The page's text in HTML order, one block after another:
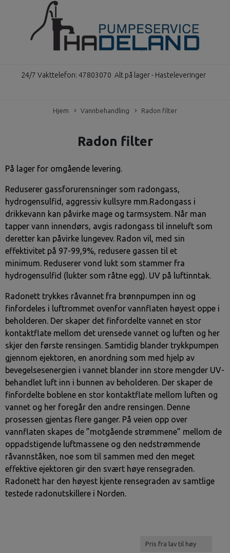
24/7 Vakttelefon: 47803070 Alt på lager - Hasteleveringer
Hjem Vannbehandling Radon filter
Radon filter
På lager for omgående levering.
Reduserer gassforurensninger som radongass,
hydrogensulfid, aggressiv kullsyre mm.Radongass i
drikkevann kan påvirke mage og tarmsystem. Når man
tapper vann innendørs, avgis radongass til inneluft som
deretter kan påvirke lungevev. Radon vil, med sin
effektivitet på 97-99,9%, redusere gassen til et
minimum. Reduserer vond lukt som stammer fra
hydrogensulfid (lukter som råtne egg). UV på luftinntak.
Radonett trykkes råvannet fra brønnpumpen inn og
finfordeles i luftrommet ovenfor vannflaten høyest oppe i
beholderen. Der skaper det finfordelte vannet en stor
kontaktflate mellom det urensede vannet og luften og her
skjer den første rensingen. Samtidig blander trykkpumpen
gjennom ejektoren, en anordning som med hjelp av
bevegelsesenergien i vannet blander inn store mengder UV-
behandlet luft inn i bunnen av beholderen. Der skaper de
finfordelte boblene en stor kontaktflate mellom luften og
vannet og her foregår den andre rensingen. Denne
prosessen gjentas flere ganger. På veien opp over
vannflaten skapes de ”motgående strømmene” mellom de
oppadstigende luftmassene og den nedstrømmende
råvannståken, noe som til sammen med den meget
effektive ejektoren gir den svært høye rensegraden.
Radonett har den høyest kjente rensegraden av samtlige
testede radonutskillere i Norden.